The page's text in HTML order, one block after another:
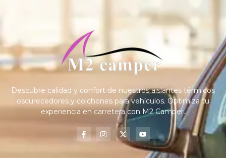
Descubre calidad y confort de nuestros aislantes térmicos
oscurecedores y colchones para vehículos. Optimiza tu
experiencia en carretera con M2 Camper.